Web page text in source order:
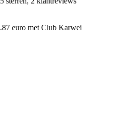
euro met Club Karwei